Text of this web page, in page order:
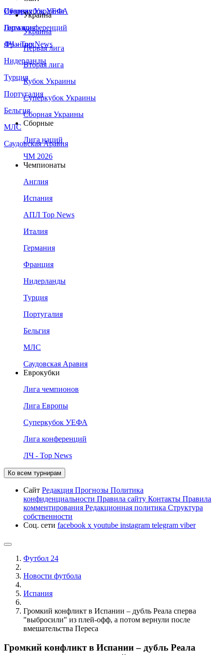
Сборная Украины
Италия
Германия
Франция
Нидерланды
Турция
Португалия
Бельгия
МЛС
Саудовская Аравия
Суперкубок УЕФА
Лига конференций
ЛЧ - Top News
Украина
Украина
Первая лига
Вторая лига
Кубок Украины
Суперкубок Украины
Сборная Украины
Сборные
Лига наций
ЧМ 2026
Чемпионаты
Англия
Испания
АПЛ Top News
Италия
Германия
Франция
Нидерланды
Турция
Португалия
Бельгия
МЛС
Саудовская Аравия
Еврокубки
Лига чемпионов
Лига Европы
Суперкубок УЕФА
Лига конференций
ЛЧ - Top News
Ко всем турнирам
Сайт Редакция Прогнозы Политика
конфиденциальности Правила сайту Контакты Правила
комментирования Редакционная политика Структура
собственности
Соц. сети facebook x youtube instagram telegram viber
Футбол 24
Новости футбола
Испания
Громкий конфликт в Испании – дубль Реала сперва
"выбросили" из плей-офф, а потом вернули после
вмешательства Переса
Громкий конфликт в Испании – дубль Реала